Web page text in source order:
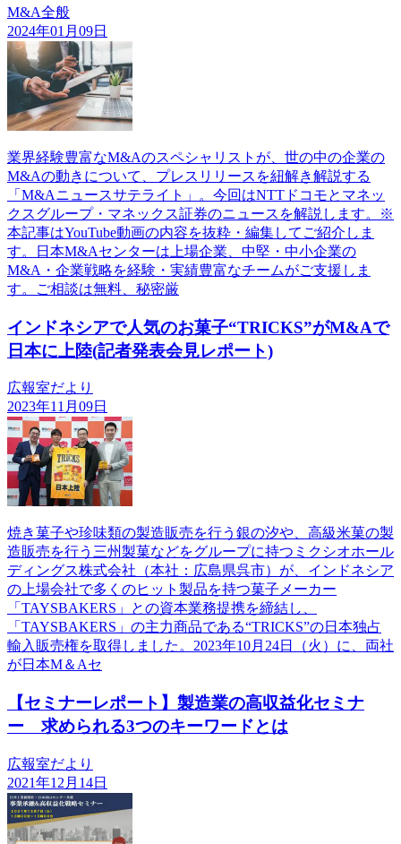
M&A全般
2024年01月09日
業界経験豊富なM&Aのスペシャリストが、世の中の企業の
M&Aの動きについて、プレスリリースを紐解き解説する
「M&Aニュースサテライト」。今回はNTTドコモとマネッ
クスグループ・マネックス証券のニュースを解説します。※
本記事はYouTube動画の内容を抜粋・編集してご紹介しま
す。日本M&Aセンターは上場企業、中堅・中小企業の
M&A・企業戦略を経験・実績豊富なチームがご支援しま
す。ご相談は無料、秘密厳
インドネシアで人気のお菓子“TRICKS”がM&Aで
日本に上陸(記者発表会見レポート)
広報室だより
2023年11月09日
焼き菓子や珍味類の製造販売を行う銀の汐や、高級米菓の製
造販売を行う三州製菓などをグループに持つミクシオホール
ディングス株式会社（本社：広島県呉市）が、インドネシア
の上場会社で多くのヒット製品を持つ菓子メーカー
「TAYSBAKERS」との資本業務提携を締結し、
「TAYSBAKERS」の主力商品である“TRICKS”の日本独占
輸入販売権を取得しました。2023年10月24日（火）に、両社
が日本M＆Aセ
【セミナーレポート】製造業の高収益化セミナ
ー 求められる3つのキーワードとは
広報室だより
2021年12月14日